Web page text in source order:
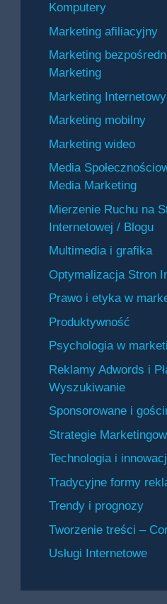
Komputery
Marketing afiliacyjny
Marketing
Marketing
Marketing Internetowy
Marketing mobilny
Marketing wideo
Media
Media Marketing
Mierzenie Ruchu na
Internetowej / Blogu
Multimedia i grafika
Optymalizacja Stron
Prawo i etyka w
Produktywność
Psychologia w
Reklamy Adwords i
Wyszukiwanie
Sponsorowane i
Strategie
Technologia i
Tradycyjne formy
Trendy i prognozy
Tworzenie treści –
Usługi Internetowe